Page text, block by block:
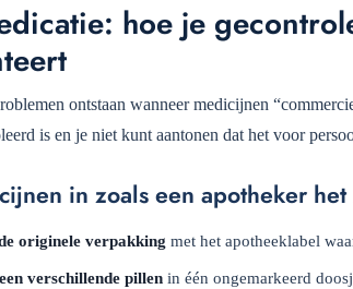
hoe je
ontstaan wanneer medicijnen
is en je niet kunt aantonen dat het voor
in zoals een apotheker
originele verpakking met het apotheeklabel
verschillende pillen in één ongemarkeerd